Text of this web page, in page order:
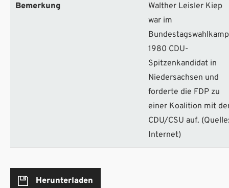
Bemerkung
Walther Leisler Kiep
war im
1980 CDU-
Spitzenkandidat in
Niedersachsen und
forderte die FDP zu
einer Koalition mit
CDU/CSU auf.
Internet)
Herunterladen